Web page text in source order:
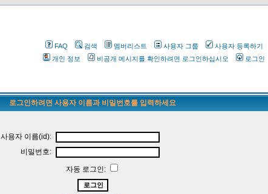
FAQ 검색 멤버리스트 사용자 그룹
사용자 등록하기
개인 정보
비공개 메시지를 확인하려면 로그인하십시오 로그인
로그인하려면 사용자 이름과 비밀번호를 입력하세요
사용자 이름(id):
비밀번호:
자동 로그인: